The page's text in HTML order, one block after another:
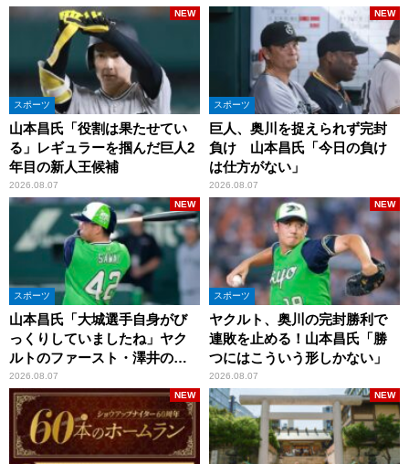
スポーツ
山本昌氏「役割は果たせてい
る」レギュラーを掴んだ巨人2
年目の新人王候補
2026.08.07
NEW
スポーツ
巨人、奥川を捉えられず完封
負け 山本昌氏「今日の負け
は仕方がない」
2026.08.07
NEW
スポーツ
山本昌氏「大城選手自身がび
っくりしていましたね」ヤク
ルトのファースト・澤井の判
断を評価
2026.08.07
NEW
スポーツ
ヤクルト、奥川の完封勝利で
連敗を止める！山本昌氏「勝
つにはこういう形しかない」
2026.08.07
NEW
NEW NEW